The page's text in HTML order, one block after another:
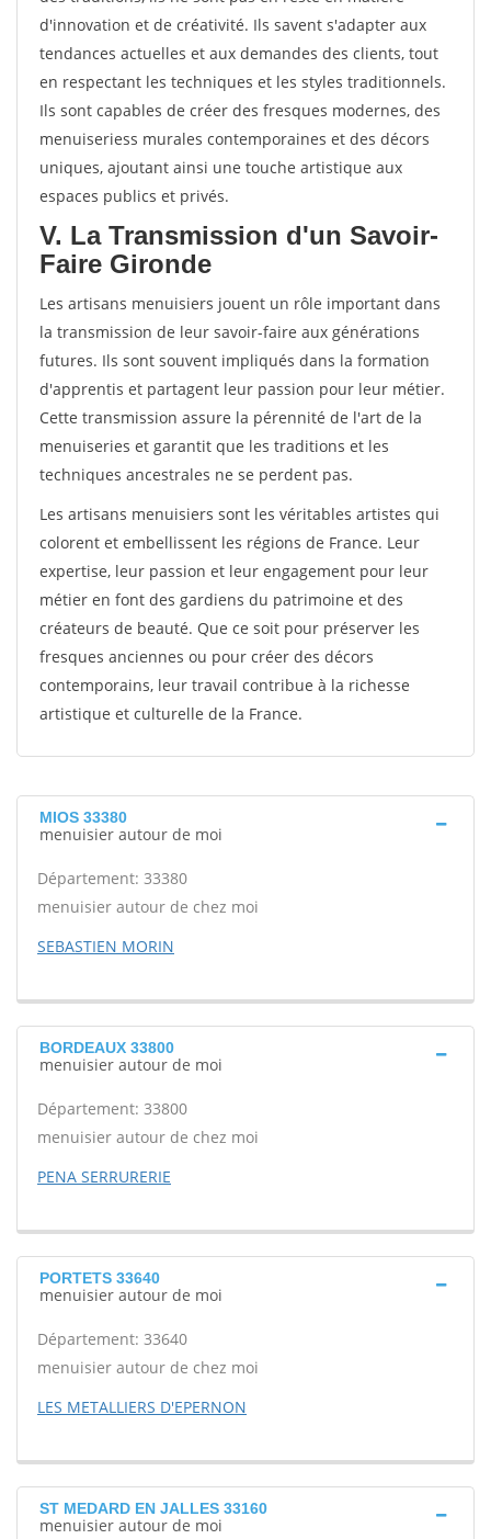
d'innovation et de créativité. Ils savent s'adapter aux
tendances actuelles et aux demandes des clients, tout
en respectant les techniques et les styles traditionnels.
Ils sont capables de créer des fresques modernes, des
menuiseriess murales contemporaines et des décors
uniques, ajoutant ainsi une touche artistique aux
espaces publics et privés.
V. La Transmission d'un Savoir-
Faire Gironde
Les artisans menuisiers jouent un rôle important dans
la transmission de leur savoir-faire aux générations
futures. Ils sont souvent impliqués dans la formation
d'apprentis et partagent leur passion pour leur métier.
Cette transmission assure la pérennité de l'art de la
menuiseries et garantit que les traditions et les
techniques ancestrales ne se perdent pas.
Les artisans menuisiers sont les véritables artistes qui
colorent et embellissent les régions de France. Leur
expertise, leur passion et leur engagement pour leur
métier en font des gardiens du patrimoine et des
créateurs de beauté. Que ce soit pour préserver les
fresques anciennes ou pour créer des décors
contemporains, leur travail contribue à la richesse
artistique et culturelle de la France.
MIOS 33380
menuisier autour de moi
Département: 33380
menuisier autour de chez moi
SEBASTIEN MORIN
BORDEAUX 33800
menuisier autour de moi
Département: 33800
menuisier autour de chez moi
PENA SERRURERIE
PORTETS 33640
menuisier autour de moi
Département: 33640
menuisier autour de chez moi
LES METALLIERS D'EPERNON
ST MEDARD EN JALLES 33160
menuisier autour de moi